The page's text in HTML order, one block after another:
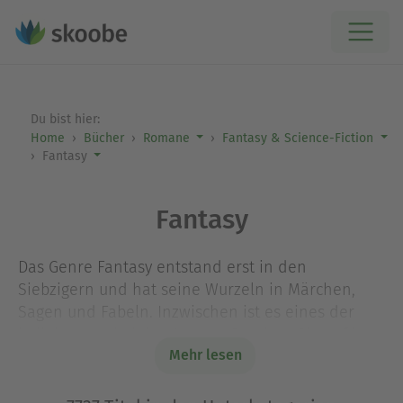
Du bist hier:
Home
Bücher Romane
Fantasy & Science-Fiction
Fantasy
Fantasy
Das Genre Fantasy entstand erst in den
Siebzigern und hat seine Wurzeln in Märchen,
fantastische Welten und kämpfen Sie an der Seite
Mehr lesen